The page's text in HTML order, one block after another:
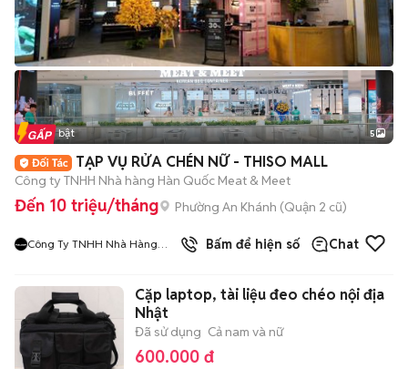
Tin nổi bật 5
TẠP VỤ RỬA CHÉN NỮ - THISO MALL
Công ty TNHH Nhà hàng Hàn Quốc Meat & Meet
Đến 10 triệu/tháng Phường An Khánh (Quận 2 cũ)
Công Ty TNHH Nhà Hàng
9đã bán
Bấm để hiện số Chat
Cặp laptop, tài liệu đeo chéo nội địa
Nhật
Đã sử dụng Cả nam và nữ
600.000 đ